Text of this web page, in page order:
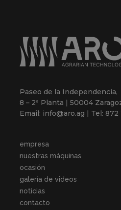
Paseo de la Independencia,
8 – 2ª Planta | 50004
Email: info@aro.ag | Tel:
empresa
nuestras máquinas
ocasión
galería de videos
noticias
contacto